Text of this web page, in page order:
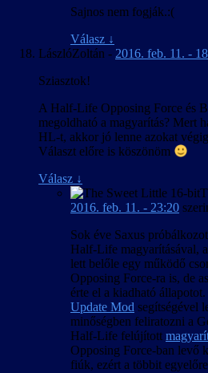
Sajnos nem fogják.:(
Válasz ↓
LászlóZoltán - 2016. feb. 11. -
Sziasztok!
A Half-Life Opposing Force és
megoldható a magyarítás? Mert
HL-t, akkor jó lenne azokat
Választ előre is köszönöm
Válasz ↓
2016. feb. 11. - 23:20
Sok éve Saxus
Half-Life magyarításával,
lett belőle egy működő
Opposing Force-ra is, de
érte el a kiadható
Update Mod segítségével
minőségben feliratozni a
Half-Life felújított
Opposing Force-ban levő
fiúk, ezért a többit